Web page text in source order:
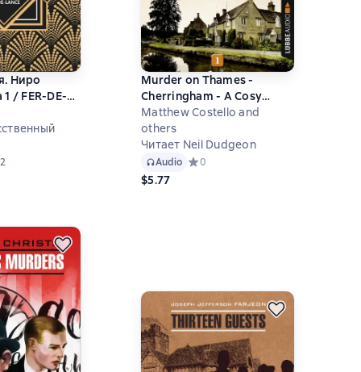
Ниро
/ FER-DE-
рейтинг 4,5 на основе 2 оценок
2
Murder on Thames -
Cherringham - A Cosy
Crime Series: Mystery
Shorts 1 (Unabridged)
Matthew Costello and
others
Читает Neil Dudgeon
Audio Средний рейтинг 0 на основе 0
0
$5.77